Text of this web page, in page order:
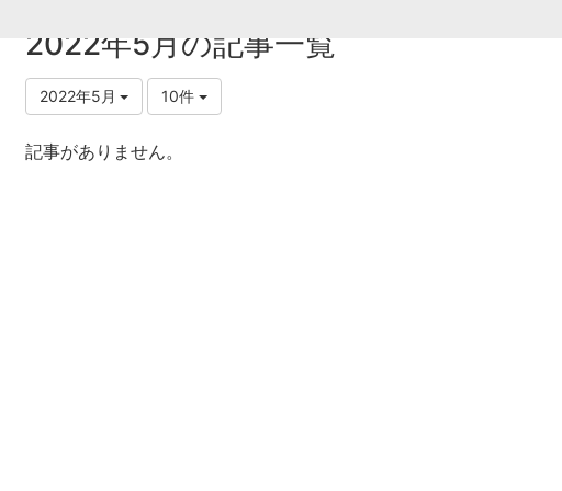
2022年5月の記事一覧
2022年5月 10件
記事がありません。